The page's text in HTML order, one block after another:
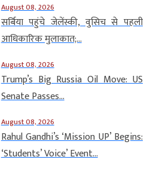
August 08, 2026
सर्बिया पहुंचे जेलेंस्की, वुसिच से पहली
आधिकारिक मुलाकात;...
August 08, 2026
Trump’s Big Russia Oil Move: US
Senate Passes...
August 08, 2026
Rahul Gandhi’s ‘Mission UP’ Begins:
‘Students’ Voice’ Event...